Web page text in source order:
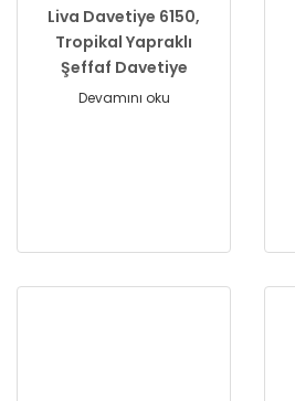
Liva Davetiye 6150,
Tropikal Yapraklı
Şeffaf Davetiye
Devamını oku